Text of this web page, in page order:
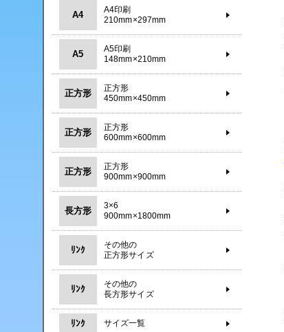
A4
A4印刷
210mm×297mm
A5
A5印刷
148mm×210mm
正方形
正方形
450mm×450mm
正方形
正方形
600mm×600mm
正方形
正方形
900mm×900mm
長方形
3×6
900mm×1800mm
ﾘﾝｸ
その他の
正方形サイズ
ﾘﾝｸ
その他の
長方形サイズ
ﾘﾝｸ サイズ一覧